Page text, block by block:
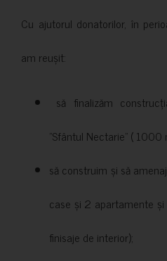
Cu ajutorul donatorilor, în
am reușit:
să finalizăm
”Sfântul Nectarie” ( 1000
să construim și să
case și 2 apartamente
finisaje de interior);